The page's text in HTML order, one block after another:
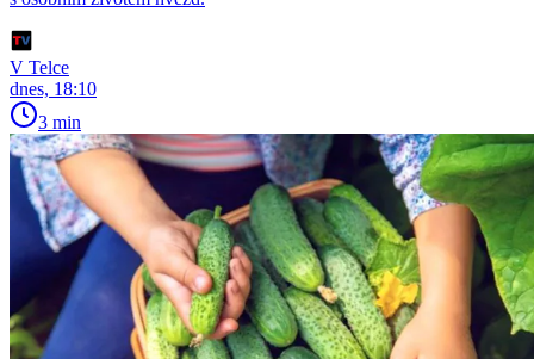
V Telce
dnes, 18:10
3 min